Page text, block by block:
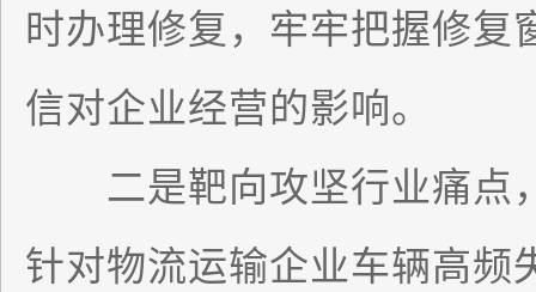
时办理修复，牢牢把握修复
信对企业经营的影响。
二是靶向攻坚行业痛点
针对物流运输企业车辆高频